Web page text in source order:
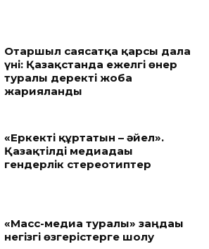
Отаршыл саясатқа қарсы дала
үні: Қазақстанда ежелгі өнер
туралы деректі жоба
жарияланды
«Еркекті құртатын – әйел».
Қазақтілді медиадағы
гендерлік стереотиптер
«Масс-медиа туралы» заңдағы
негізгі өзгерістерге шолу